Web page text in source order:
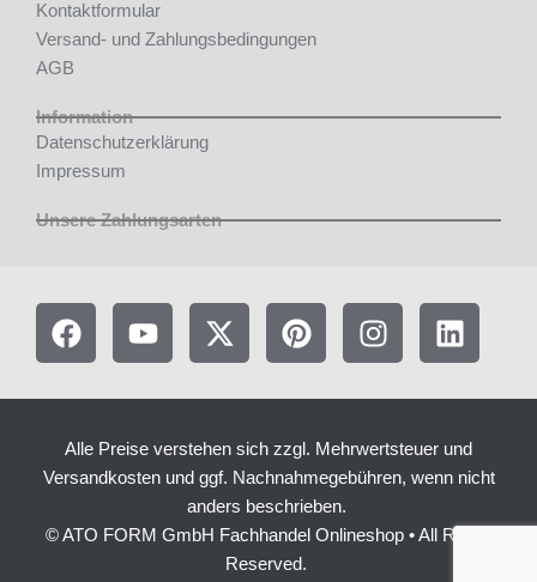
Kontaktformular
Versand- und Zahlungsbedingungen
AGB
Information
Datenschutzerklärung
Impressum
Unsere Zahlungsarten
F
a
e
b
o
k
Y
o
t
b
X
-
w
t
t
e
r
P
i
t
e
r
e
s
t
I
n
t
a
g
a
m
L
i
k
d
n
Alle Preise verstehen sich zzgl. Mehrwertsteuer und
Versandkosten und ggf. Nachnahmegebühren, wenn nicht
anders beschrieben.
© ATO FORM GmbH Fachhandel Onlineshop • All Rights
Reserved.